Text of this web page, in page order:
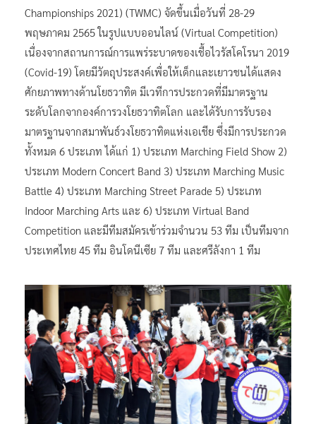
Championships 2021) (TWMC) จัดขึ้นเมื่อวันที่ 28-29
พฤษภาคม 2565 ในรูปแบบออนไลน์ (Virtual Competition)
เนื่องจากสถานการณ์การแพร่ระบาดของเชื้อไวรัสโคโรนา 2019
(Covid-19) โดยมีวัตถุประสงค์เพื่อให้เด็กและเยาวชนได้แสดง
ศักยภาพทางด้านโยธวาทิต มีเวทีการประกวดที่มีมาตรฐาน
ระดับโลกจากองค์การวงโยธวาทิตโลก และได้รับการรับรอง
มาตรฐานจากสมาพันธ์วงโยธวาทิตแห่งเอเชีย ซึ่งมีการประกวด
ทั้งหมด 6 ประเภท ได้แก่ 1) ประเภท Marching Field Show 2)
ประเภท Modern Concert Band 3) ประเภท Marching Music
Battle 4) ประเภท Marching Street Parade 5) ประเภท
Indoor Marching Arts และ 6) ประเภท Virtual Band
Competition และมีทีมสมัครเข้าร่วมจำนวน 53 ทีม เป็นทีมจาก
ประเทศไทย 45 ทีม อินโดนีเซีย 7 ทีม และศรีลังกา 1 ทีม